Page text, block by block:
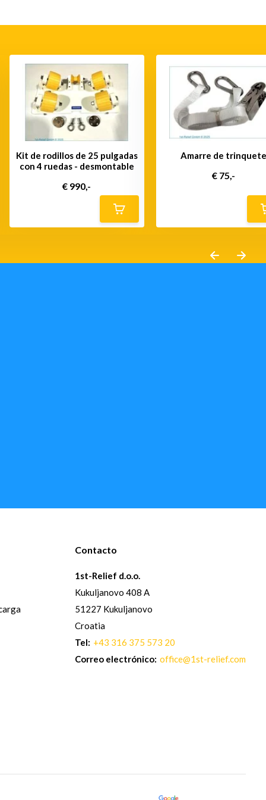
Kit de rodillos de 25 pulgadas
con 4 ruedas - desmontable
€ 990,-
Amarre de
€ 75,-
Contacto
1st-Relief d.o.o.
Kukuljanovo 408 A
51227 Kukuljanovo
Croatia
Tel: +43 316 375 573 20
Correo electrónico: office@1st-relief.com